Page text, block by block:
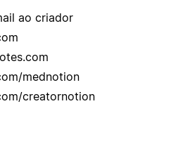
ao criador
mednotion
creatornotion